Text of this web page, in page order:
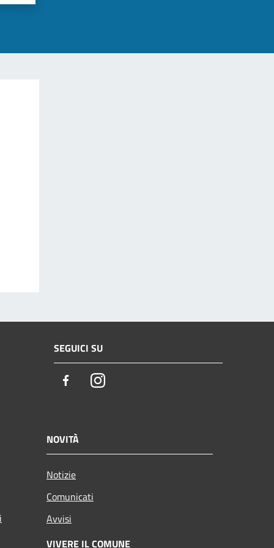
SEGUICI SU
FacebookInstagram
NOVITÀ
Notizie
Comunicati
Avvisi
VIVERE IL COMUNE